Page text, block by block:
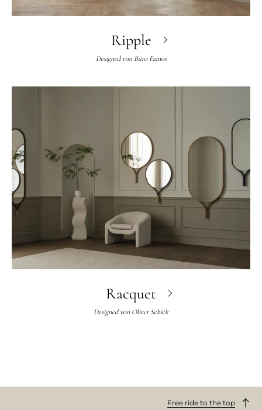
Ripple
Designed von Büro Famos
Racquet
Designed von Oliver Schick
Free ride to the top